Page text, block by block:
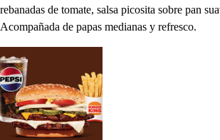
rebanadas de tomate, salsa picosita sobre pan
Acompañada de papas medianas y refresco.